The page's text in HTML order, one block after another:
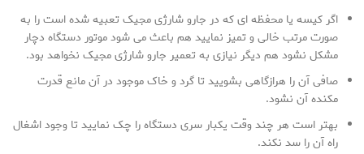
اگر کیسه یا محفظه ای که در جارو شارژی مجیک تعبیه شده است را به
صورت مرتب خالی و تمیز نمایید هم باعث می شود موتور دستگاه دچار
مشکل نشود هم دیگر نیازی به تعمیر جارو شارژی مجیک نخواهد بود.
صافی آن را هرازگاهی بشویید تا گرد و خاک موجود در آن مانع قدرت
مکنده آن نشود.
بهتر است هر چند وقت یکبار سری دستگاه را چک نمایید تا وجود اشغال
راه آن را سد نکند.